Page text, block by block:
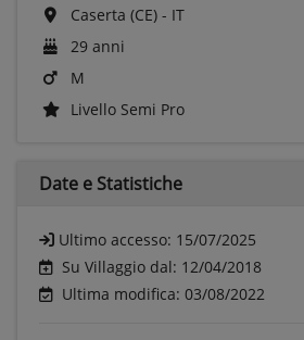
Caserta (CE) - IT
29 anni
M
Livello Semi Pro
Date e Statistiche
Ultimo accesso: 15/07/2025
Su Villaggio dal: 12/04/2018
Ultima modifica: 03/08/2022